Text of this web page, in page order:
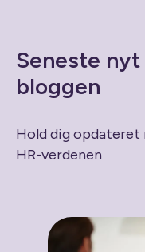
Seneste
bloggen
Hold dig opdateret
HR-verdenen